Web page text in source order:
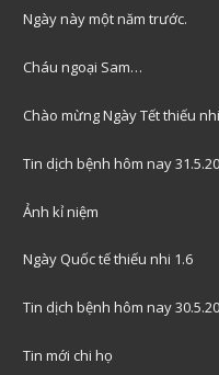
Ngày này một năm trước.
Cháu ngoại Sam…
Chào mừng Ngày Tết thiếu
Tin dịch bệnh hôm nay
Ảnh kỉ niệm
Ngày Quốc tế thiếu nhi 1.6
Tin dịch bệnh hôm nay
Tin mới chi họ